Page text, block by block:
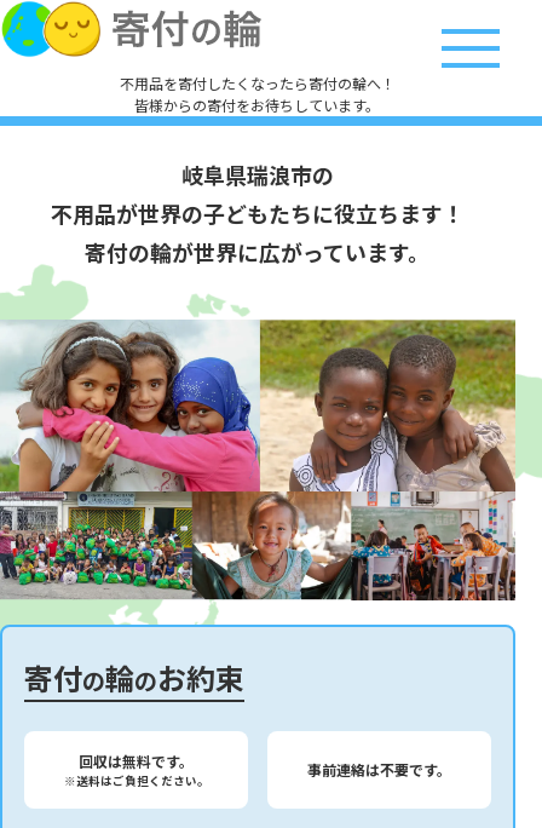
不用品を寄付したくなったら寄付の輪へ！
皆様からの寄付をお待ちしています。
岐阜県瑞浪市の
不用品が世界の子どもたちに役立ちます！
寄付の輪が世界に広がっています。
寄付の輪のお約束
回収は無料です。
※送料はご負担ください。
事前連絡は不要です。